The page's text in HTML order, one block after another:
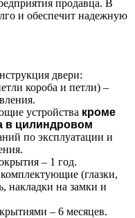
продавца. В
и обеспечит надежную
двери:
короба и петли) –
устройства кроме
в цилиндровом
по эксплуатации и
– 1 год.
(глазки,
накладки на замки и
– 6 месяцев.